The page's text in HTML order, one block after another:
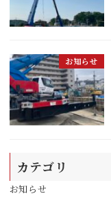
お知らせ
カテゴリ
お知らせ